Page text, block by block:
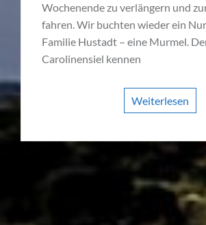
Wochenende zu verlängern und
fahren. Wir buchten wieder ein
Familie Hustadt – eine Murmel.
Carolinensiel kennen
Weiterlesen